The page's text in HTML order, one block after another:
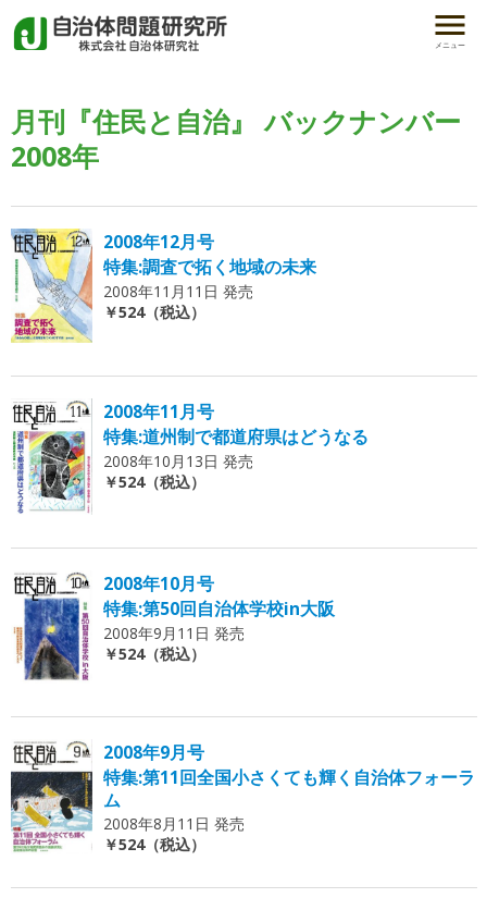
メニュー
月刊『住民と自治』 バックナンバー
2008年
2008年12月号
特集:調査で拓く地域の未来
2008年11月11日 発売
￥524（税込）
2008年11月号
特集:道州制で都道府県はどうなる
2008年10月13日 発売
￥524（税込）
2008年10月号
特集:第50回自治体学校in大阪
2008年9月11日 発売
￥524（税込）
2008年9月号
特集:第11回全国小さくても輝く自治体フォーラ
ム
2008年8月11日 発売
￥524（税込）